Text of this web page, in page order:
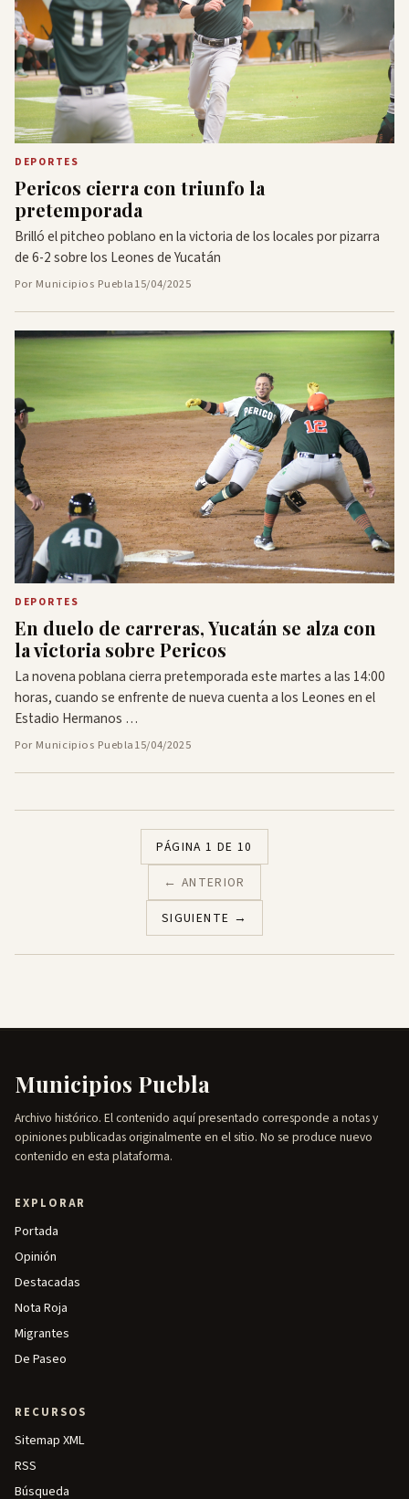
DEPORTES
Pericos cierra con triunfo la
pretemporada
Brilló el pitcheo poblano en la victoria de los locales por pizarra
de 6-2 sobre los Leones de Yucatán
Por Municipios Puebla15/04/2025
DEPORTES
En duelo de carreras, Yucatán se alza con
la victoria sobre Pericos
La novena poblana cierra pretemporada este martes a las 14:00
horas, cuando se enfrente de nueva cuenta a los Leones en el
Estadio Hermanos …
Por Municipios Puebla15/04/2025
← ANTERIOR
PÁGINA 1 DE 10
SIGUIENTE →
Municipios Puebla
Archivo histórico. El contenido aquí presentado corresponde a notas y
opiniones publicadas originalmente en el sitio. No se produce nuevo
contenido en esta plataforma.
EXPLORAR
Portada
Opinión
Destacadas
Nota Roja
Migrantes
De Paseo
RECURSOS
Sitemap XML
RSS
Búsqueda